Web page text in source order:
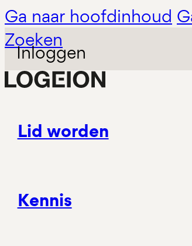
Ga naar hoofdinhoud
Zoeken
Inloggen
Lid worden
Kennis